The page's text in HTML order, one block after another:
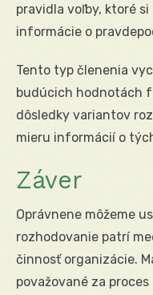
pravidla voľby, ktoré
informácie o
Tento typ členenia
budúcich hodnotách
dôsledky variantov
mieru informácií o
Záver
Oprávnene môžeme
rozhodovanie patrí
činnosť organizácie.
považované za